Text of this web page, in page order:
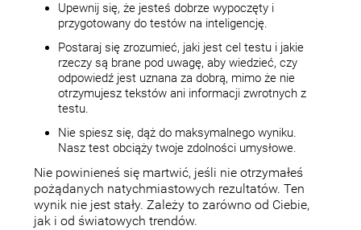
Upewnij się, że jesteś dobrze wypoczęty i
przygotowany do testów na inteligencję.
Postaraj się zrozumieć, jaki jest cel testu i jakie
rzeczy są brane pod uwagę, aby wiedzieć, czy
odpowiedź jest uznana za dobrą, mimo że nie
otrzymujesz tekstów ani informacji zwrotnych z
testu.
Nie spiesz się, dąż do maksymalnego wyniku.
Nasz test obciąży twoje zdolności umysłowe.
Nie powinieneś się martwić, jeśli nie otrzymałeś
pożądanych natychmiastowych rezultatów. Ten
wynik nie jest stały. Zależy to zarówno od Ciebie,
jak i od światowych trendów.